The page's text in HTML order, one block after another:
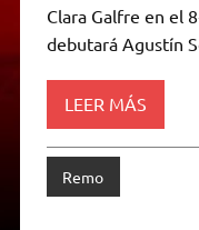
Clara Galfre en el
debutará Agustín
LEER MÁS
Remo